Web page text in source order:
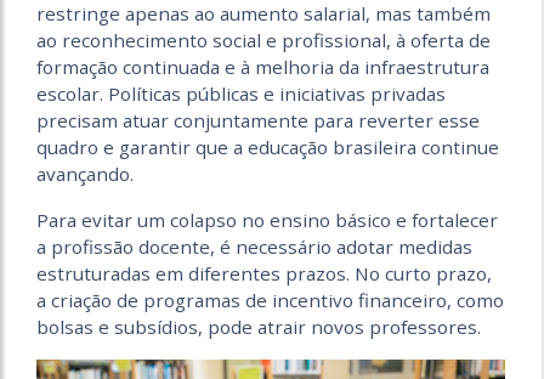
restringe apenas ao aumento salarial, mas também
ao reconhecimento social e profissional, à oferta de
formação continuada e à melhoria da infraestrutura
escolar. Políticas públicas e iniciativas privadas
precisam atuar conjuntamente para reverter esse
quadro e garantir que a educação brasileira continue
avançando.
Para evitar um colapso no ensino básico e fortalecer
a profissão docente, é necessário adotar medidas
estruturadas em diferentes prazos. No curto prazo,
a criação de programas de incentivo financeiro, como
bolsas e subsídios, pode atrair novos professores.